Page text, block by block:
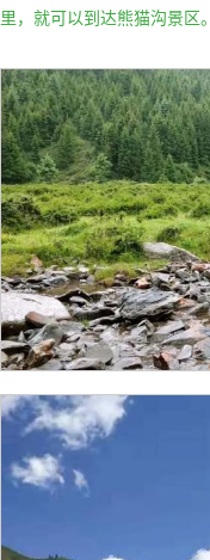
里，就可以到达熊猫沟景区。